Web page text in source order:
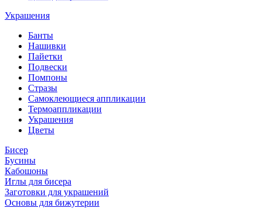
Украшения
Банты
Нашивки
Пайетки
Подвески
Помпоны
Стразы
Самоклеющиеся аппликации
Термоаппликации
Украшения
Цветы
Бисер
Бусины
Кабошоны
Иглы для бисера
Заготовки для украшений
Основы для бижутерии